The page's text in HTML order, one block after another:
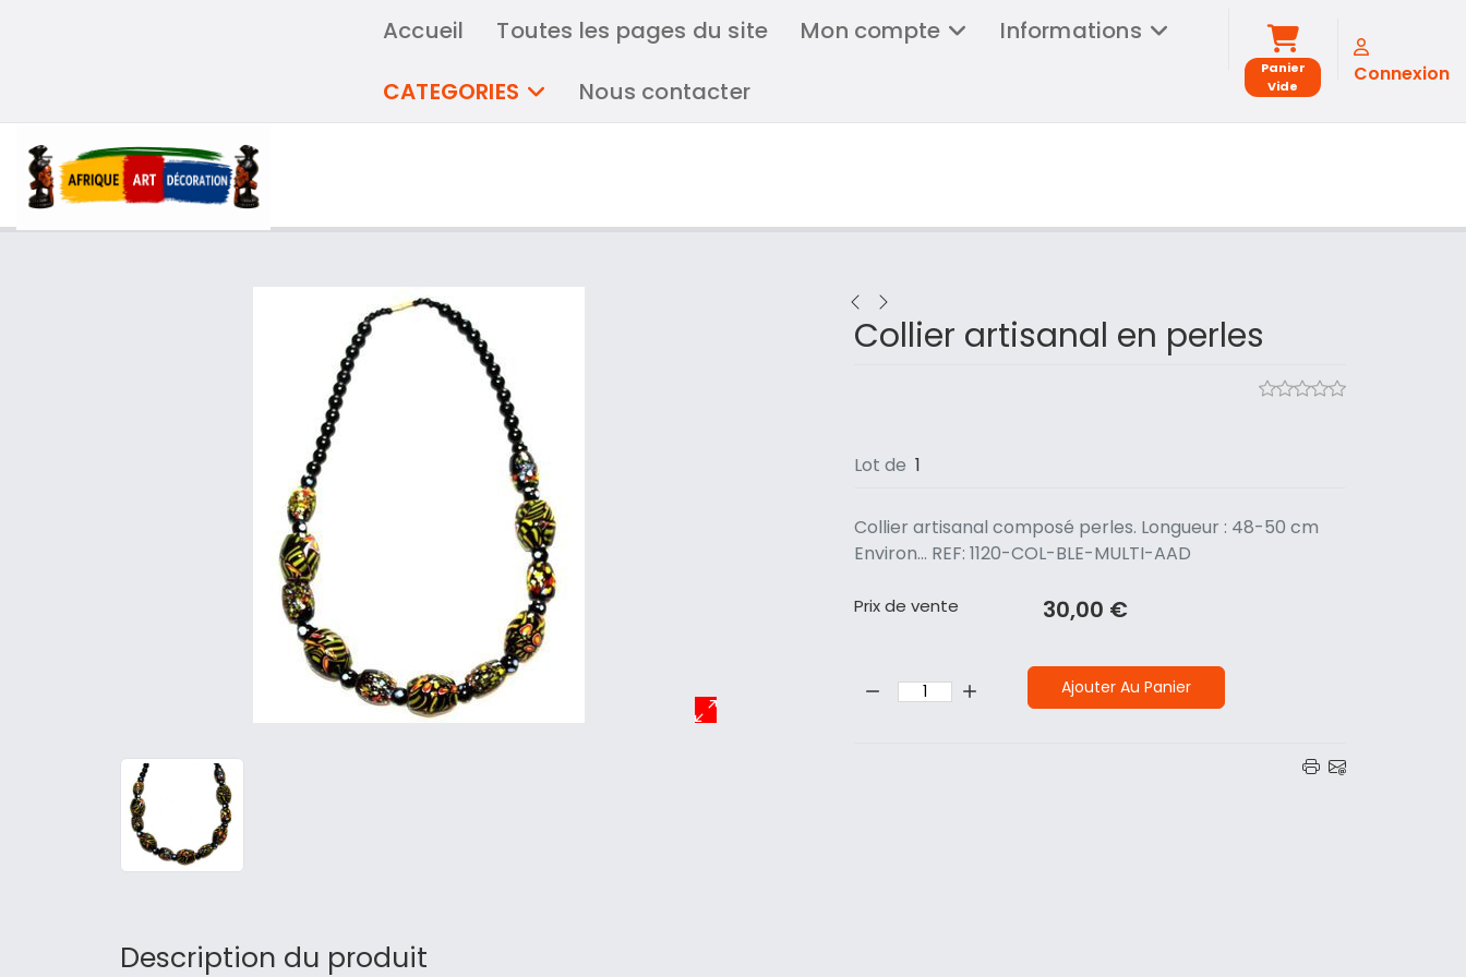
Accueil Toutes les pages du site Mon compte
Informations
CATEGORIES
Nous contacter
Panier
Vide
Connexion
Collier artisanal en perles
Lot de 1
Collier artisanal composé perles. Longueur : 48-50 cm
Environ... REF: 1120-COL-BLE-MULTI-AAD
Prix ​​de vente 30,00 €
Quantité: Ajouter Au Panier
Description du produit